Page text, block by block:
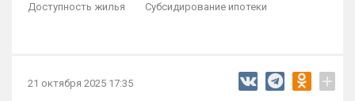
Доступность жилья Субсидирование ипотеки
21 октября 2025 17:35 +